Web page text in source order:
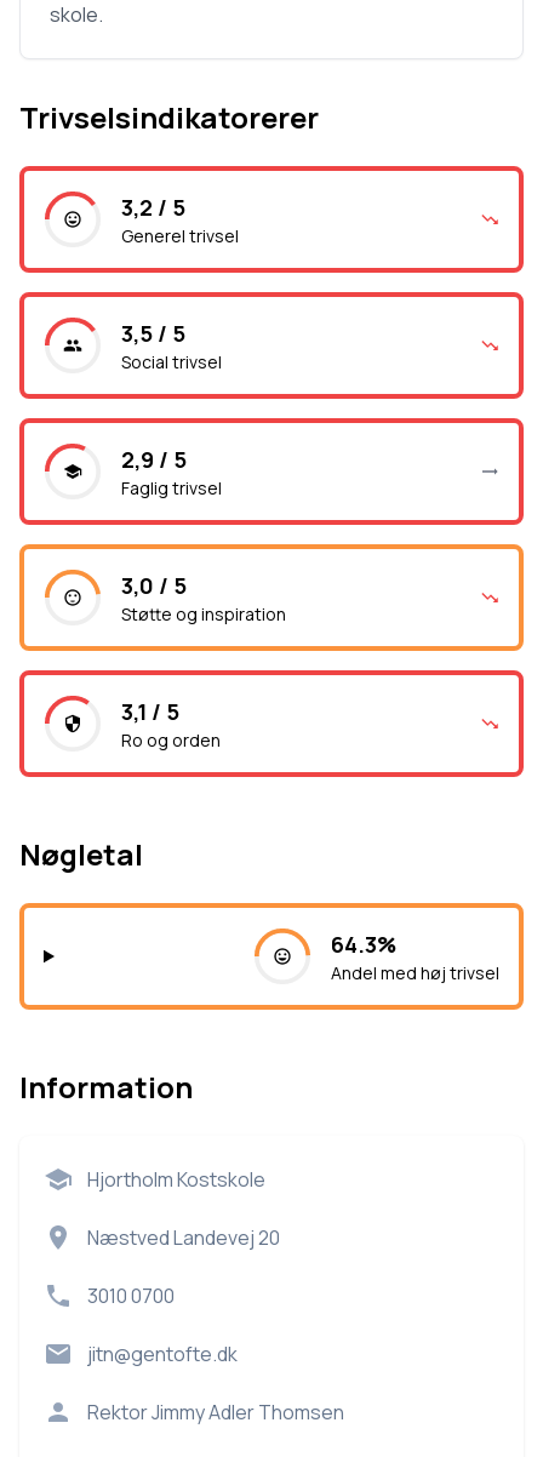
skole.
Trivselsindikatorerer
3,2 / 5
Generel trivsel
3,5 / 5
Social trivsel
2,9 / 5
Faglig trivsel
3,0 / 5
Støtte og inspiration
3,1 / 5
Ro og orden
Nøgletal
64.3%
Andel med høj trivsel
Information
Hjortholm Kostskole
Næstved Landevej 20
3010 0700
jitn@gentofte.dk
RektorJimmy Adler Thomsen